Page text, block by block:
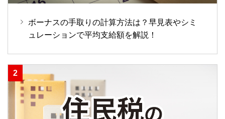
ボーナスの手取りの計算方法は？早見表やシミ
ュレーションで平均支給額を解説！